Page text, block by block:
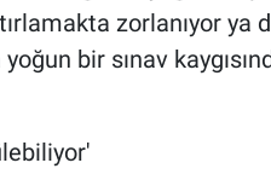
zorlanıyor ya
bir sınav